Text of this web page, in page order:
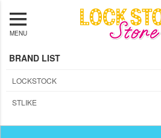
MENU
BRAND LIST
LOCKSTOCK
STLIKE